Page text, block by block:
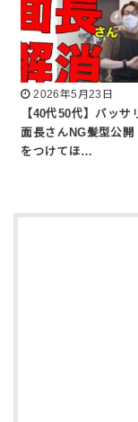
2026年5月23日
【40代50代】バッサ
面長さんNG髪型公開
をつけてほ…